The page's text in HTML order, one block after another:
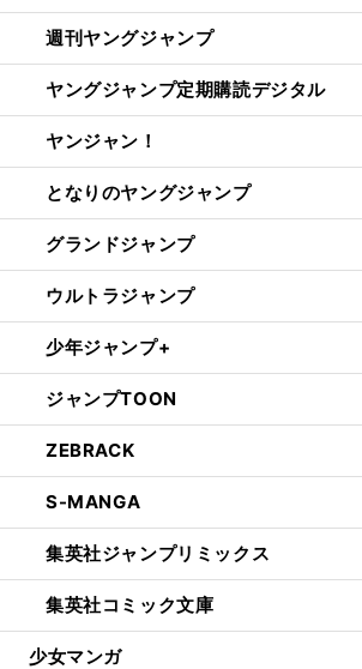
週刊ヤングジャンプ
ヤングジャンプ定期購読デジタル
ヤンジャン！
となりのヤングジャンプ
グランドジャンプ
ウルトラジャンプ
少年ジャンプ+
ジャンプTOON
ZEBRACK
S-MANGA
集英社ジャンプリミックス
集英社コミック文庫
少女マンガ